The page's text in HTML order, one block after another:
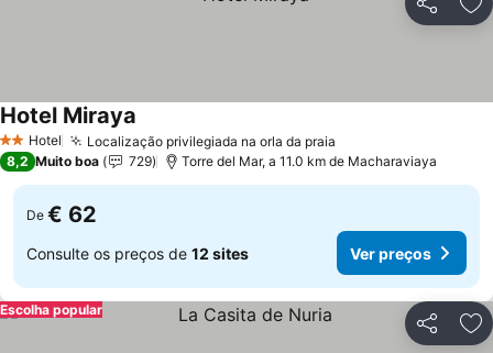
Partilhar
2 Estrelas
Hotel Localização privilegiada na orla da praia
Hotel Miraya
8,2 Muito boa 729 Torre del Mar, a 11.0 km de Macharaviaya
De € 62
Consulte os preços de 12 sites Ver preços
Partilhar
Escolha popular